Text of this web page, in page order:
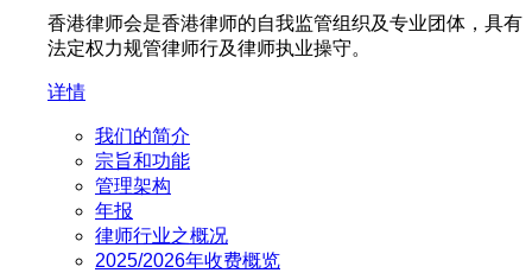
香港律师会是香港律师的自我监管组织及专业团体，具有
法定权力规管律师行及律师执业操守。
详情
我们的简介
宗旨和功能
管理架构
年报
律师行业之概况
2025/2026年收费概览